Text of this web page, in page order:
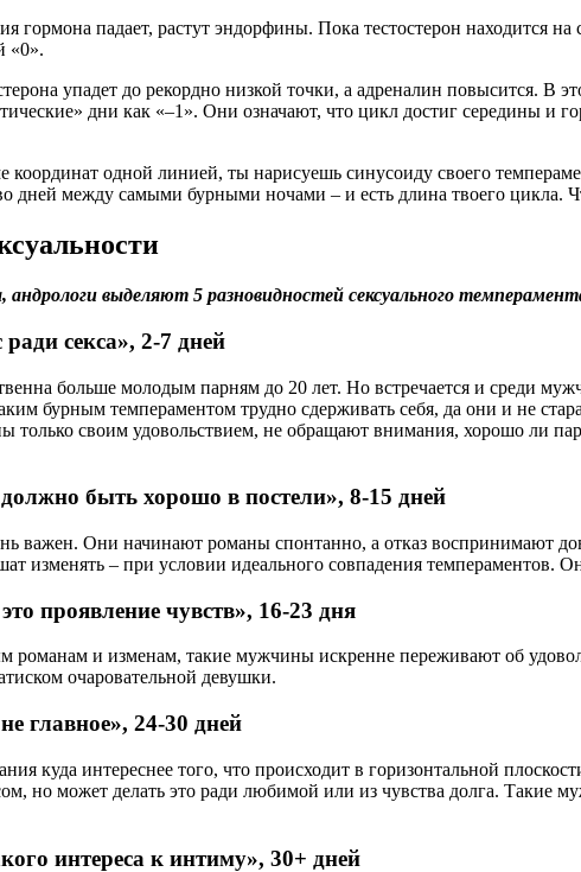
гормона падает, растут эндорфины. Пока тестостерон находится
«0».
упадет до рекордно низкой точки, а адреналин повысится. В
дни как «–1». Они означают, что цикл достиг середины и
координат одной линией, ты нарисуешь синусоиду своего
дней между самыми бурными ночами – и есть длина твоего цикла.
выделяют 5 разновидностей сексуального
секса», 2-7 дней
больше молодым парням до 20 лет. Но встречается и среди
бурным темпераментом трудно сдерживать себя, да они и не
только своим удовольствием, не обращают внимания, хорошо ли
быть хорошо в постели», 8-15 дней
важен. Они начинают романы спонтанно, а отказ воспринимают
изменять – при условии идеального совпадения темпераментов.
проявление чувств», 16-23 дня
романам и изменам, такие мужчины искренне переживают об
очаровательной девушки.
главное», 24-30 дней
куда интереснее того, что происходит в горизонтальной
но может делать это ради любимой или из чувства долга. Такие
интереса к интиму», 30+ дней